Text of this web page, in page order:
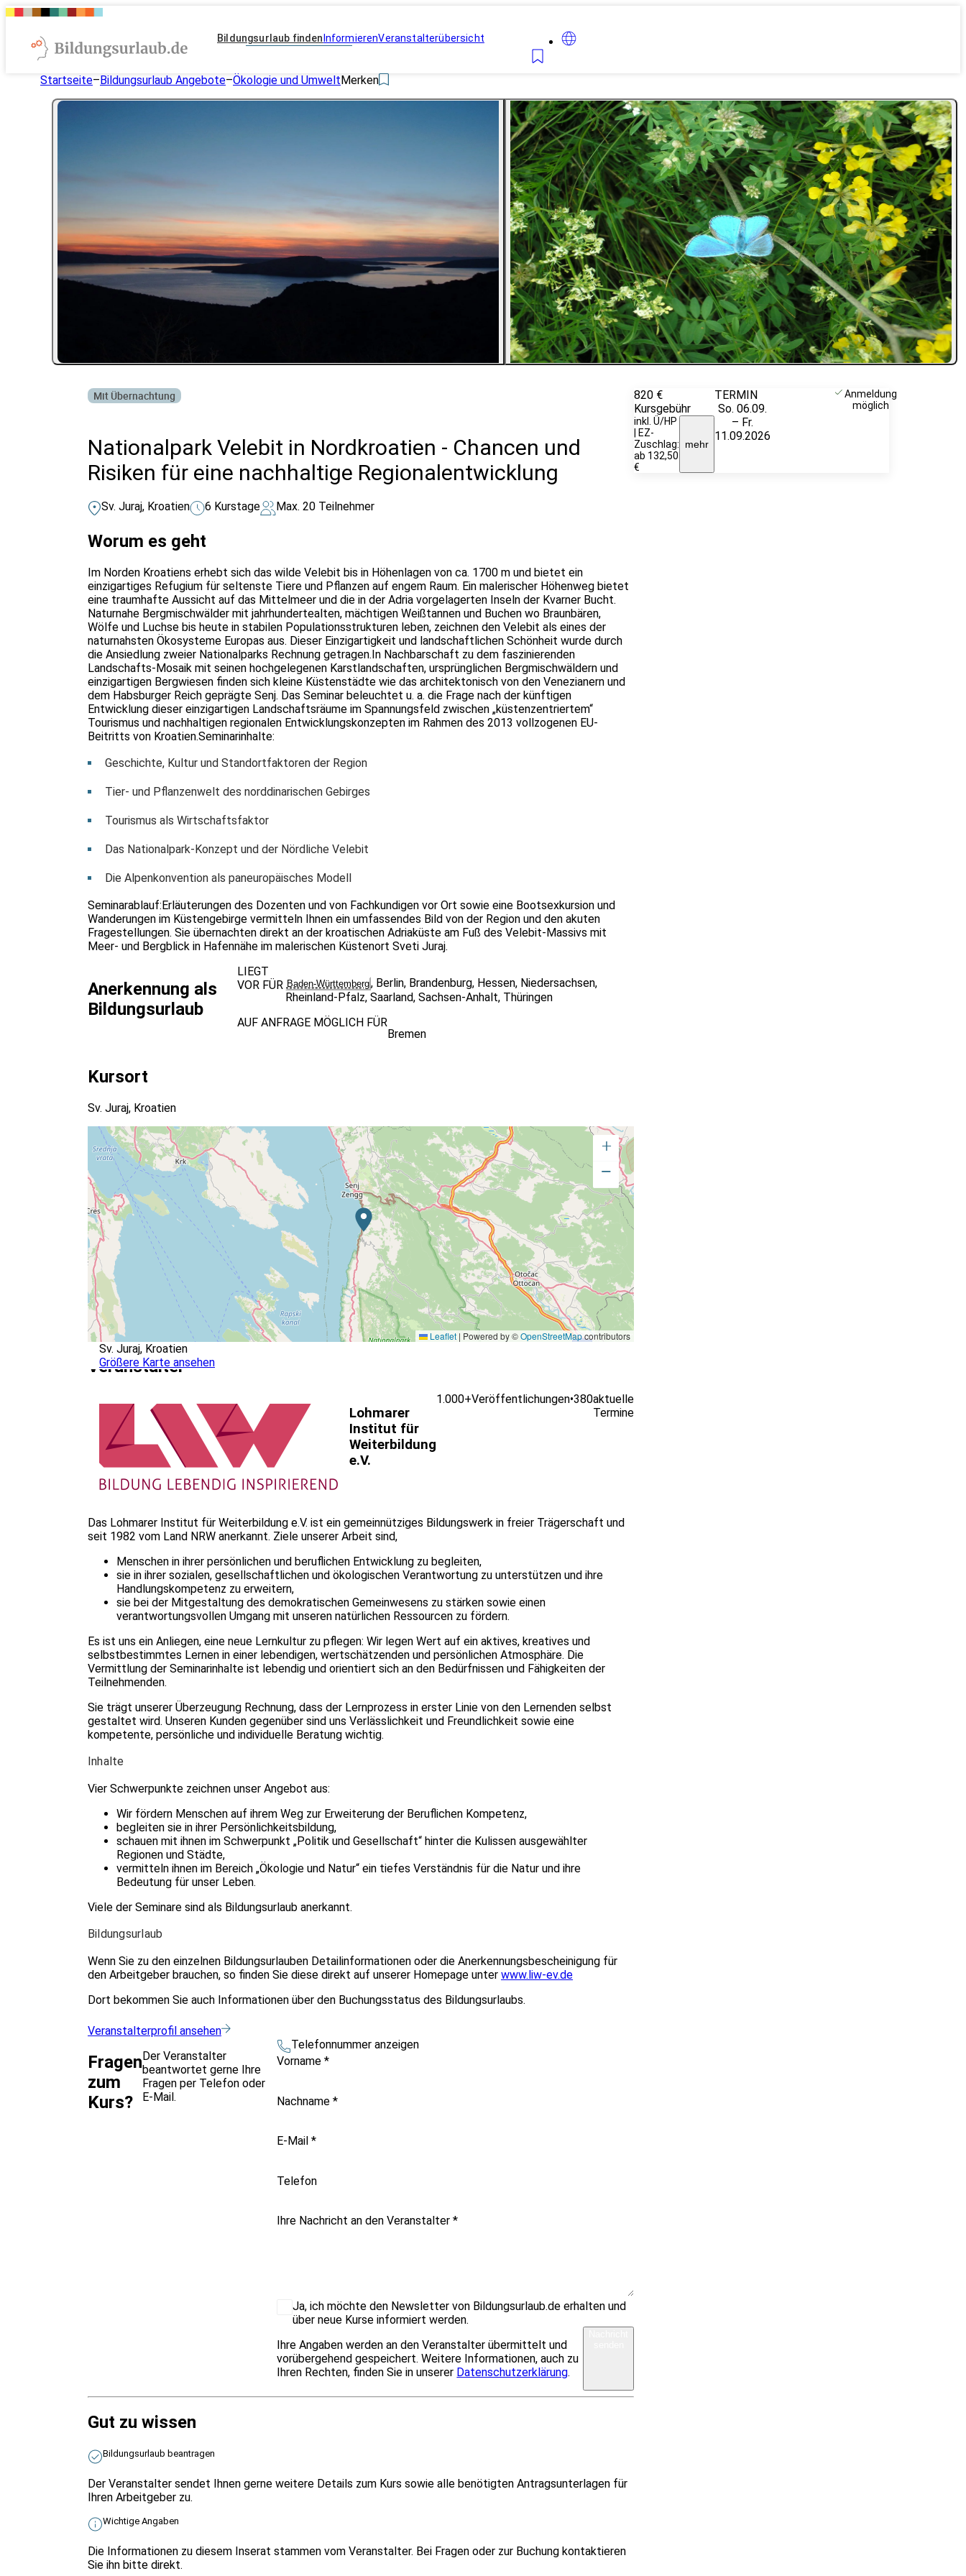
Bildungsurlaub finden InformierenVeranstalterübersicht
Startseite–Bildungsurlaub Angebote–Ökologie und UmweltMerken
Mit Übernachtung
Nationalpark Velebit in Nordkroatien - Chancen und
Risiken für eine nachhaltige Regionalentwicklung
Sv. Juraj, Kroatien 6 Kurstage Max. 20 Teilnehmer
Worum es geht
Im Norden Kroatiens erhebt sich das wilde Velebit bis in Höhenlagen von ca. 1700 m und bietet ein
einzigartiges Refugium für seltenste Tiere und Pflanzen auf engem Raum. Ein malerischer Höhenweg bietet
eine traumhafte Aussicht auf das Mittelmeer und die in der Adria vorgelagerten Inseln der Kvarner Bucht.
Naturnahe Bergmischwälder mit jahrhundertealten, mächtigen Weißtannen und Buchen wo Braunbären,
Wölfe und Luchse bis heute in stabilen Populationsstrukturen leben, zeichnen den Velebit als eines der
naturnahsten Ökosysteme Europas aus. Dieser Einzigartigkeit und landschaftlichen Schönheit wurde durch
die Ansiedlung zweier Nationalparks Rechnung getragen.In Nachbarschaft zu dem faszinierenden
Landschafts-Mosaik mit seinen hochgelegenen Karstlandschaften, ursprünglichen Bergmischwäldern und
einzigartigen Bergwiesen finden sich kleine Küstenstädte wie das architektonisch von den Venezianern und
dem Habsburger Reich geprägte Senj. Das Seminar beleuchtet u. a. die Frage nach der künftigen
Entwicklung dieser einzigartigen Landschaftsräume im Spannungsfeld zwischen „küstenzentriertem“
Tourismus und nachhaltigen regionalen Entwicklungskonzepten im Rahmen des 2013 vollzogenen EU-
Beitritts von Kroatien.Seminarinhalte:
Geschichte, Kultur und Standortfaktoren der Region
Tier- und Pflanzenwelt des norddinarischen Gebirges
Tourismus als Wirtschaftsfaktor
Das Nationalpark-Konzept und der Nördliche Velebit
Die Alpenkonvention als paneuropäisches Modell
Seminarablauf:Erläuterungen des Dozenten und von Fachkundigen vor Ort sowie eine Bootsexkursion und
Wanderungen im Küstengebirge vermitteln Ihnen ein umfassendes Bild von der Region und den akuten
Fragestellungen. Sie übernachten direkt an der kroatischen Adriaküste am Fuß des Velebit-Massivs mit
Meer- und Bergblick in Hafennähe im malerischen Küstenort Sveti Juraj.
Anerkennung als
Bildungsurlaub
LIEGT
VOR FÜR Baden-Württemberg, Berlin, Brandenburg, Hessen, Niedersachsen,
Rheinland-Pfalz, Saarland, Sachsen-Anhalt, Thüringen
AUF ANFRAGE MÖGLICH FÜR
Bremen
Kursort
Sv. Juraj, Kroatien
+
−
Leaflet | Powered by ©OpenStreetMapcontributors
Sv. Juraj, Kroatien
Größere Karte ansehen
Veranstalter
Lohmarer
Institut für
Weiterbildung
e.V.
1.000+Veröffentlichungen•380aktuelle
Termine
Das Lohmarer Institut für Weiterbildung e.V. ist ein gemeinnütziges Bildungswerk in freier Trägerschaft und
seit 1982 vom Land NRW anerkannt. Ziele unserer Arbeit sind,
Menschen in ihrer persönlichen und beruflichen Entwicklung zu begleiten,
sie in ihrer sozialen, gesellschaftlichen und ökologischen Verantwortung zu unterstützen und ihre
Handlungskompetenz zu erweitern,
sie bei der Mitgestaltung des demokratischen Gemeinwesens zu stärken sowie einen
verantwortungsvollen Umgang mit unseren natürlichen Ressourcen zu fördern.
Es ist uns ein Anliegen, eine neue Lernkultur zu pflegen: Wir legen Wert auf ein aktives, kreatives und
selbstbestimmtes Lernen in einer leben­digen, wertschätzenden und persönlichen Atmosphäre. Die
Vermittlung der Seminarinhalte ist lebendig und orientiert sich an den Bedürfnissen und Fähigkeiten der
Teilnehmenden.
Sie trägt unserer Überzeugung Rechnung, dass der Lernprozess in erster Linie von den Lernenden selbst
gestaltet wird. Unseren Kunden gegenüber sind uns Verlässlichkeit und Freundlichkeit sowie eine
kompetente, persönliche und individuelle Beratung wichtig.
Inhalte
Vier Schwerpunkte zeichnen unser Angebot aus:
Wir fördern Menschen auf ihrem Weg zur Erweiterung der Beruflichen Kompetenz,
begleiten sie in ihrer Persönlichkeitsbildung,
schauen mit ihnen im Schwerpunkt „Politik und Gesellschaft“ hinter die Kulissen ausgewählter
Regionen und Städte,
vermitteln ihnen im Bereich „Ökologie und Natur“ ein tiefes Verständnis für die Natur und ihre
Bedeutung für unser Leben.
Viele der Seminare sind als Bildungsurlaub anerkannt.
Bildungsurlaub
Wenn Sie zu den einzelnen Bildungsurlauben Detailinformationen oder die Anerkennungsbescheinigung für
den Arbeitgeber brauchen, so finden Sie diese direkt auf unserer Homepage unter www.liw-ev.de
Dort bekommen Sie auch Informationen über den Buchungsstatus des Bildungsurlaubs.
Veranstalterprofil ansehen
Fragen
zum
Kurs?
Der Veranstalter
beantwortet gerne Ihre
Fragen per Telefon oder
E-Mail.
Telefonnummer anzeigen
Vorname*
Nachname*
E-Mail*
Telefon
Ihre Nachricht an den Veranstalter*
Ja, ich möchte den Newsletter von Bildungsurlaub.de erhalten und
über neue Kurse informiert werden.
Ihre Angaben werden an den Veranstalter übermittelt und
vorübergehend gespeichert. Weitere Informationen, auch zu
Ihren Rechten, finden Sie in unserer Datenschutzerklärung.
Gut zu wissen
Bildungsurlaub beantragen
Der Veranstalter sendet Ihnen gerne weitere Details zum Kurs sowie alle benötigten Antragsunterlagen für
Ihren Arbeitgeber zu.
Wichtige Angaben
Die Informationen zu diesem Inserat stammen vom Veranstalter. Bei Fragen oder zur Buchung kontaktieren
Sie ihn bitte direkt.
820 €
Kursgebühr
inkl. Ü/HP
| EZ-
Zuschlag:
ab 132,50
€
mehr
TERMIN
So. 06.09.
– Fr.
11.09.2026
Anmeldung
möglich